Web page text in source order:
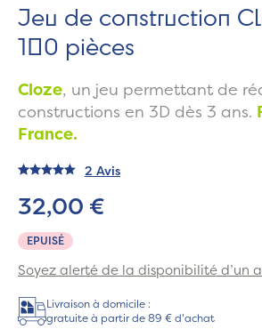
Jeu de construction
100 pièces
Cloze, un jeu permettant de
constructions en 3D dès 3 ans.
France.
2 Avis
EPUISÉ
32,00 €
Soyez alerté de la disponibilité d’un
Livraison à domicile :
gratuite à partir de 89 € d'achat